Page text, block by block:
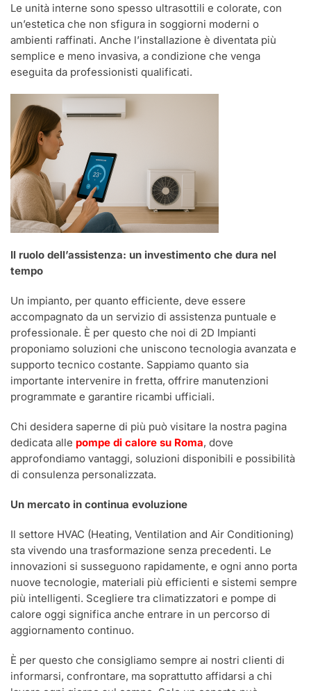
Le unità interne sono spesso ultrasottili e colorate, con
un’estetica che non sfigura in soggiorni moderni o
ambienti raffinati. Anche l’installazione è diventata più
semplice e meno invasiva, a condizione che venga
eseguita da professionisti qualificati.
Il ruolo dell’assistenza: un investimento che dura nel
tempo
Un impianto, per quanto efficiente, deve essere
accompagnato da un servizio di assistenza puntuale e
professionale. È per questo che noi di 2D Impianti
proponiamo soluzioni che uniscono tecnologia avanzata e
supporto tecnico costante. Sappiamo quanto sia
importante intervenire in fretta, offrire manutenzioni
programmate e garantire ricambi ufficiali.
Chi desidera saperne di più può visitare la nostra pagina
dedicata alle pompe di calore su Roma, dove
approfondiamo vantaggi, soluzioni disponibili e possibilità
di consulenza personalizzata.
Un mercato in continua evoluzione
Il settore HVAC (Heating, Ventilation and Air Conditioning)
sta vivendo una trasformazione senza precedenti. Le
innovazioni si susseguono rapidamente, e ogni anno porta
nuove tecnologie, materiali più efficienti e sistemi sempre
più intelligenti. Scegliere tra climatizzatori e pompe di
calore oggi significa anche entrare in un percorso di
aggiornamento continuo.
È per questo che consigliamo sempre ai nostri clienti di
informarsi, confrontare, ma soprattutto affidarsi a chi